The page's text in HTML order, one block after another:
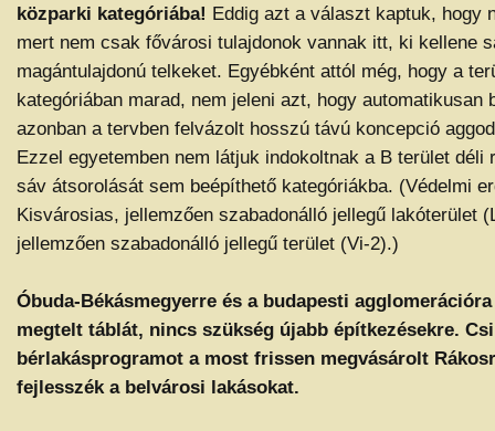
közparki kategóriába! Eddig azt a választ kaptuk, hogy
mert nem csak fővárosi tulajdonok vannak itt, ki kellene
magántulajdonú telkeket. Egyébként attól még, hogy a
kategóriában marad, nem jeleni azt, hogy automatikusan
azonban a tervben felvázolt hosszú távú koncepció
Ezzel egyetemben nem látjuk indokoltnak a B terület déli
sáv átsorolását sem beépíthető kategóriákba. (Védelmi
Kisvárosias, jellemzően szabadonálló jellegű lakóterület
jellemzően szabadonálló jellegű terület (Vi-2).)
Óbuda-Békásmegyerre és a budapesti
megtelt táblát, nincs szükség újabb építkezésekre.
bérlakásprogramot a most frissen megvásárolt
fejlesszék a belvárosi lakásokat.